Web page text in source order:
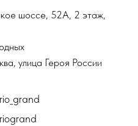
шоссе, 52А, 2 этаж,
улица Героя России